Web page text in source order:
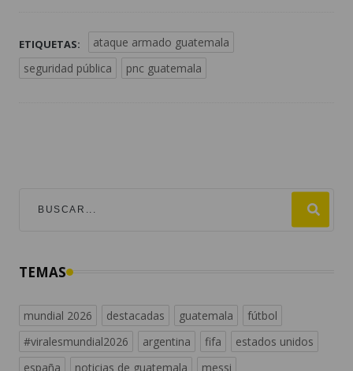
ETIQUETAS:
ataque armado guatemala
seguridad pública
pnc guatemala
TEMAS
mundial 2026 destacadas guatemala
fútbol
#viralesmundial2026
argentina fifa
estados unidos
españa
noticias de guatemala messi